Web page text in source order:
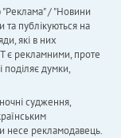
"Реклама" / "Новини
публікуються на
які в них
є рекламними, проте
поділяє думки,
судження,
несе рекламодавець.